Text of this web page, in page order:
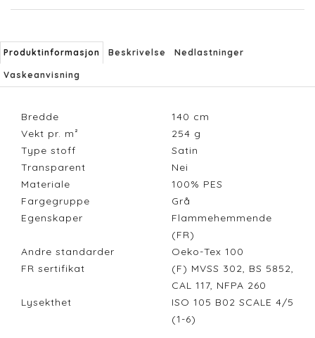
Produktinformasjon Beskrivelse Nedlastninger
Vaskeanvisning
Bredde 140 cm
Vekt pr. m²
254 g
Type stoff
Satin
Transparent
Nei
Materiale
100% PES
Fargegruppe
Grå
Egenskaper
Flammehemmende
(FR)
Andre standarder
Oeko-Tex 100
FR sertifikat
(F) MVSS 302, BS 5852,
CAL 117, NFPA 260
Lysekthet
ISO 105 B02 SCALE 4/5
(1-6)